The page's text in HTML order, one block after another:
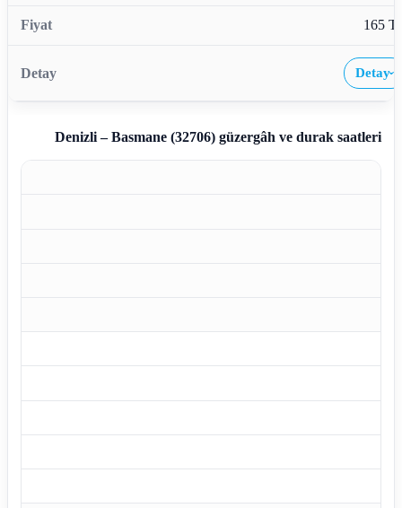
165
Detay›
Denizli – Basmane (32706)güzergâh ve durak saatleri